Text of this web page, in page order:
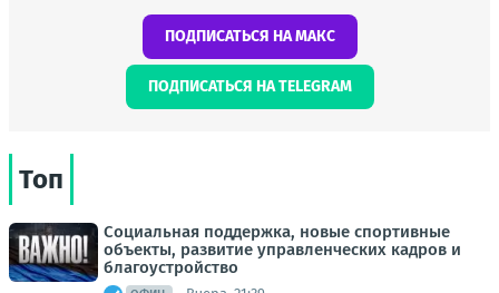
ПОДПИСАТЬСЯ НА МАКС
ПОДПИСАТЬСЯ НА TELEGRAM
Топ
Социальная поддержка, новые спортивные
объекты, развитие управленческих кадров и
благоустройство